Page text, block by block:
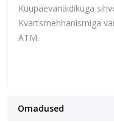
Kuupäevanäidikuga
Kvartsmehhanismiga
ATM.
Omadused